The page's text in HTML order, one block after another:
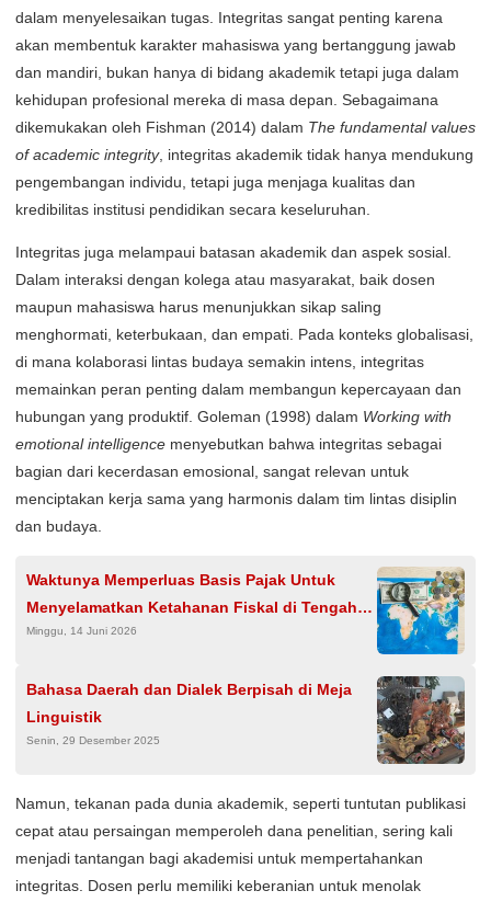
dalam menyelesaikan tugas. Integritas sangat penting karena
akan membentuk karakter mahasiswa yang bertanggung jawab
dan mandiri, bukan hanya di bidang akademik tetapi juga dalam
kehidupan profesional mereka di masa depan. Sebagaimana
dikemukakan oleh Fishman (2014) dalam The fundamental values
of academic integrity, integritas akademik tidak hanya mendukung
pengembangan individu, tetapi juga menjaga kualitas dan
kredibilitas institusi pendidikan secara keseluruhan.
Integritas juga melampaui batasan akademik dan aspek sosial.
Dalam interaksi dengan kolega atau masyarakat, baik dosen
maupun mahasiswa harus menunjukkan sikap saling
menghormati, keterbukaan, dan empati. Pada konteks globalisasi,
di mana kolaborasi lintas budaya semakin intens, integritas
memainkan peran penting dalam membangun kepercayaan dan
hubungan yang produktif. Goleman (1998) dalam Working with
emotional intelligence menyebutkan bahwa integritas sebagai
bagian dari kecerdasan emosional, sangat relevan untuk
menciptakan kerja sama yang harmonis dalam tim lintas disiplin
dan budaya.
Waktunya Memperluas Basis Pajak Untuk
Menyelamatkan Ketahanan Fiskal di Tengah
Gejolak Global
Minggu, 14 Juni 2026
Bahasa Daerah dan Dialek Berpisah di Meja
Linguistik
Senin, 29 Desember 2025
Namun, tekanan pada dunia akademik, seperti tuntutan publikasi
cepat atau persaingan memperoleh dana penelitian, sering kali
menjadi tantangan bagi akademisi untuk mempertahankan
integritas. Dosen perlu memiliki keberanian untuk menolak